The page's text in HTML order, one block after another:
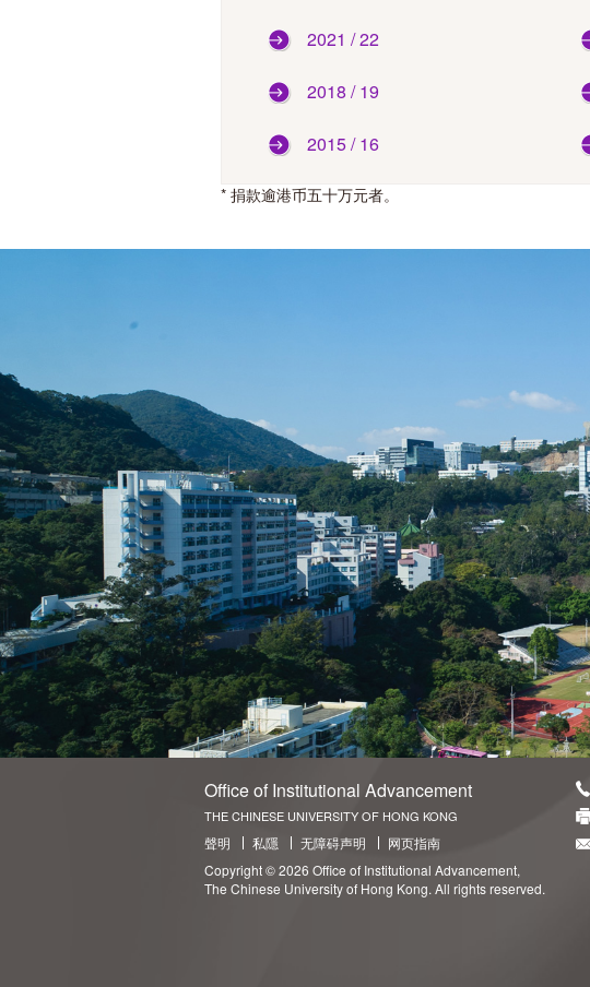
2021 / 22
2018 / 19
2015 / 16
* 捐款逾港币五十万元者。
Office of Institutional Advancement
THE CHINESE UNIVERSITY OF HONG KONG
聲明 私隱 无障碍声明
网页指南
Copyright © 2026 Office of Institutional Advancement,
The Chinese University of Hong Kong. All rights reserved.